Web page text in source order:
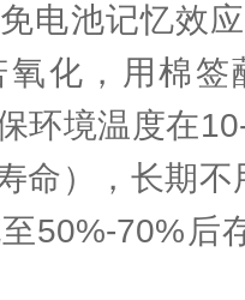
电池记忆效
化，用棉签
环境温度在
命），长期
50%-70%后